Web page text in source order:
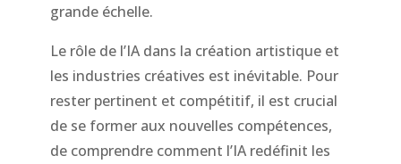
grande échelle.
Le rôle de l’IA dans la création artistique et
les industries créatives est inévitable. Pour
rester pertinent et compétitif, il est crucial
de se former aux nouvelles compétences,
de comprendre comment l’IA redéfinit les